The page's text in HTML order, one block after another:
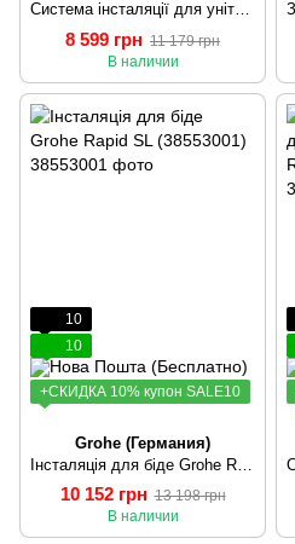
Система інсталяції для унітазу 3 в 1 Grohe Rapid SL (38722001)
8 599 грн 11 179 грн
В наличии
10
10
+СКИДКА 10% купон SALE10
Grohe (Германия)
10 152 грн 13 198 грн
В наличии